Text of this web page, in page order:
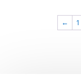
← 1